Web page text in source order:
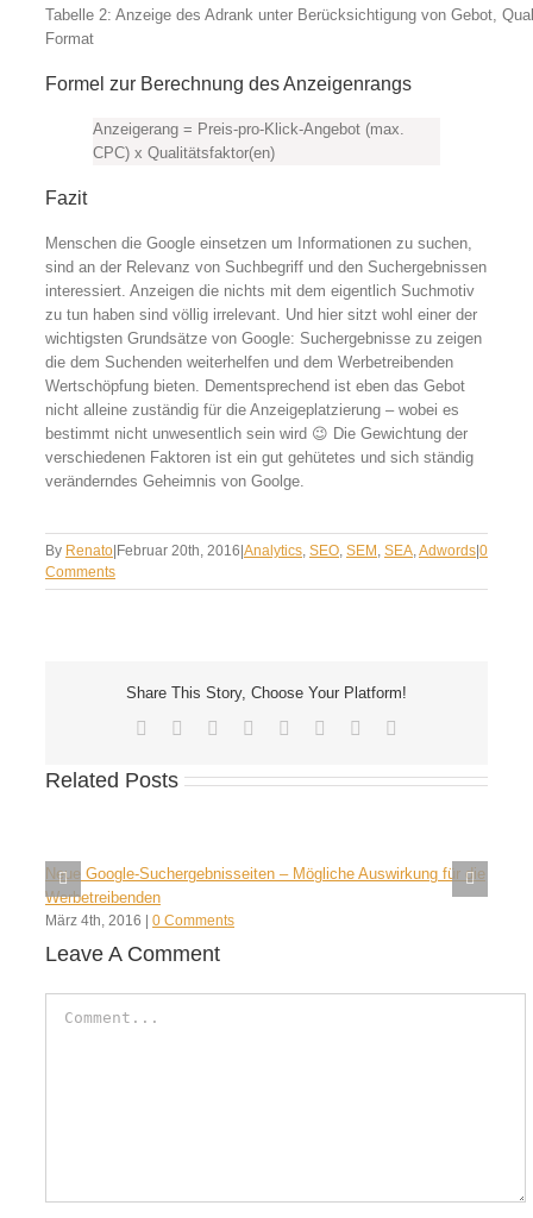
Tabelle 2: Anzeige des Adrank unter Berücksichtigung von Gebot,
Format
Formel zur Berechnung des Anzeigenrangs
Anzeigerang = Preis-pro-Klick-Angebot (max.
CPC) x Qualitätsfaktor(en)
Fazit
Menschen die Google einsetzen um Informationen zu suchen,
sind an der Relevanz von Suchbegriff und den Suchergebnissen
interessiert. Anzeigen die nichts mit dem eigentlich Suchmotiv
zu tun haben sind völlig irrelevant. Und hier sitzt wohl einer der
wichtigsten Grundsätze von Google: Suchergebnisse zu zeigen
die dem Suchenden weiterhelfen und dem Werbetreibenden
Wertschöpfung bieten. Dementsprechend ist eben das Gebot
nicht alleine zuständig für die Anzeigeplatzierung – wobei es
bestimmt nicht unwesentlich sein wird 😉 Die Gewichtung der
verschiedenen Faktoren ist ein gut gehütetes und sich ständig
veränderndes Geheimnis von Goolge.
By Renato|Februar 20th, 2016|Analytics, SEO, SEM, SEA,Adwords|0
Comments
Share This Story, Choose Your Platform!
Facebook Reddit LinkedIn
TumblrPinterest
Related Posts
Neue Google-Suchergebnisseiten – Mögliche Auswirkung für die
Werbetreibenden
März 4th, 2016 | 0 Comments
Leave A Comment